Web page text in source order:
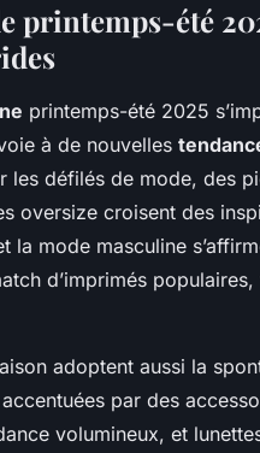
printemps-été
printemps-été 2025
à de nouvelles
les défilés de mode, des
oversize croisent des
la mode masculine
d’imprimés
adoptent aussi la
par des
volumineux, et